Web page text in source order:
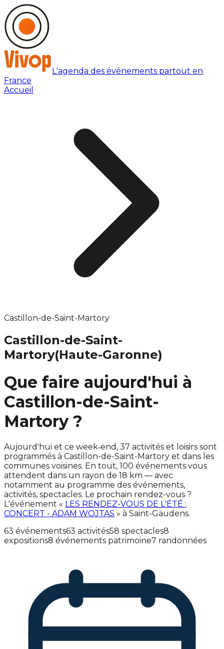
L'agenda des événements partout en
France
Accueil
Castillon-de-Saint-Martory
Castillon-de-Saint-
Martory(Haute-Garonne)
Que faire aujourd'hui à
Castillon-de-Saint-
Martory ?
Aujourd'hui et ce week‑end, 37 activités et loisirs sont
programmés à Castillon-de-Saint-Martory et dans les
communes voisines. En tout, 100 événements vous
attendent dans un rayon de 18 km — avec
notamment au programme des événements,
activités, spectacles. Le prochain rendez-vous ?
L'événement « LES RENDEZ-VOUS DE L'ÉTÉ :
CONCERT - ADAM WOJTAS » à Saint-Gaudens.
63 événements63 activités58 spectacles8
expositions8 événements patrimoine7 randonnées